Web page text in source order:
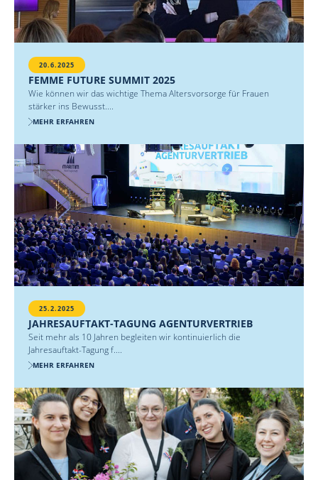
20.6.2025
FEMME FUTURE SUMMIT 2025
Wie können wir das wichtige Thema Altersvorsorge für Frauen
stärker ins Bewusst....
MEHR ERFAHREN
25.2.2025
JAHRESAUFTAKT-TAGUNG AGENTURVERTRIEB
Seit mehr als 10 Jahren begleiten wir kontinuierlich die
Jahresauftakt-Tagung f....
MEHR ERFAHREN